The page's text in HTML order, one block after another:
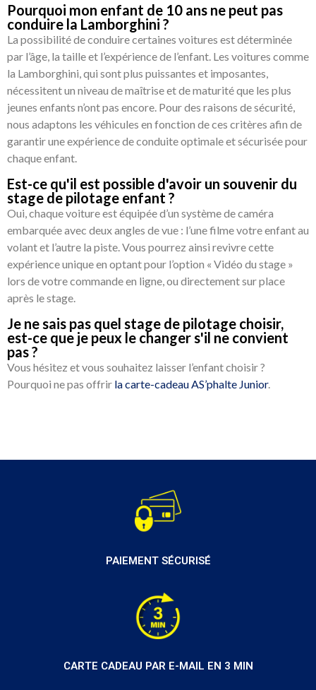
Pourquoi mon enfant de 10 ans ne peut pas
conduire la Lamborghini ?
La possibilité de conduire certaines voitures est déterminée
par l’âge, la taille et l’expérience de l’enfant. Les voitures comme
la Lamborghini, qui sont plus puissantes et imposantes,
nécessitent un niveau de maîtrise et de maturité que les plus
jeunes enfants n’ont pas encore. Pour des raisons de sécurité,
nous adaptons les véhicules en fonction de ces critères afin de
garantir une expérience de conduite optimale et sécurisée pour
chaque enfant.
Est-ce qu'il est possible d'avoir un souvenir du
stage de pilotage enfant ?
Oui, chaque voiture est équipée d’un système de caméra
embarquée avec deux angles de vue : l’une filme votre enfant au
volant et l’autre la piste. Vous pourrez ainsi revivre cette
expérience unique en optant pour l’option « Vidéo du stage »
lors de votre commande en ligne, ou directement sur place
après le stage.
Je ne sais pas quel stage de pilotage choisir,
est-ce que je peux le changer s'il ne convient
pas ?
Vous hésitez et vous souhaitez laisser l’enfant choisir ?
Pourquoi ne pas offrir la carte-cadeau AS’phalte Junior.
PAIEMENT SÉCURISÉ
CARTE CADEAU PAR E-MAIL EN 3 MIN